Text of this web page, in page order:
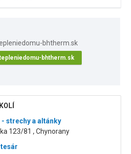
bhtherm.sk
strechy a altánky
123/81 , Chynorany